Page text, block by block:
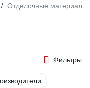
/ Отделочные материалы
Фильтры